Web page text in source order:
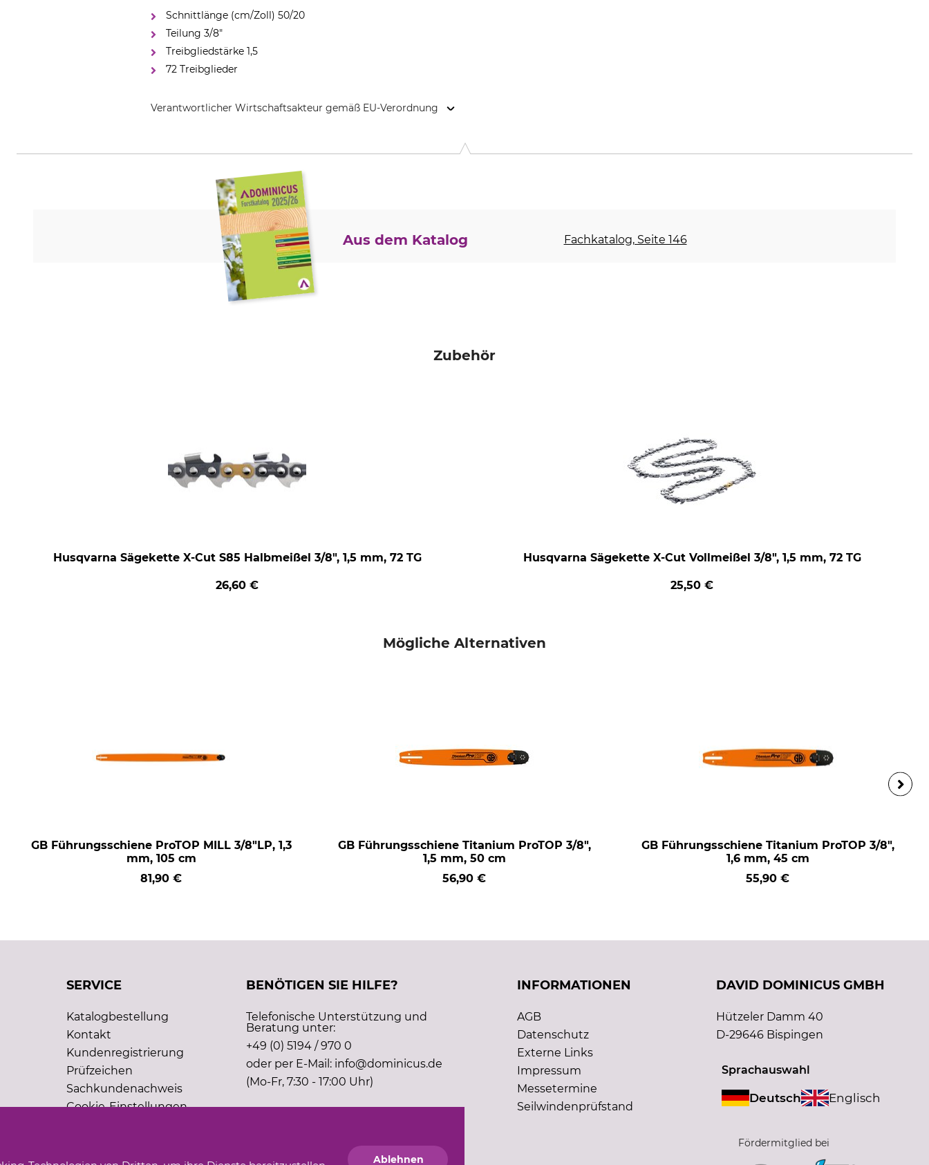
Schnittlänge (cm/Zoll) 50/20
Teilung 3/8"
Treibgliedstärke 1,5
72 Treibglieder
Verantwortlicher Wirtschaftsakteur gemäß EU-Verordnung
Aus dem Katalog Fachkatalog, Seite 146
Zubehör
Husqvarna Sägekette X-Cut S85 Halbmeißel 3/8", 1,5 mm, 72 TG
26,60 €
Husqvarna Sägekette X-Cut Vollmeißel 3/8", 1,5 mm, 72 TG
25,50 €
Mögliche Alternativen
GB Führungsschiene ProTOP MILL 3/8"LP, 1,3
mm, 105 cm
81,90 €
GB Führungsschiene Titanium ProTOP 3/8",
1,5 mm, 50 cm
56,90 €
GB Führungsschiene Titanium ProTOP 3/8",
1,6 mm, 45 cm
55,90 €
SERVICE
Katalogbestellung
Kontakt
Kundenregistrierung
Prüfzeichen
Sachkundenachweis
Cookie-Einstellungen
BENÖTIGEN SIE HILFE?
Telefonische Unterstützung und
Beratung unter:
+49 (0) 5194 / 970 0
oder per E-Mail: info@dominicus.de
(Mo-Fr, 7:30 - 17:00 Uhr)
INFORMATIONEN
AGB
Datenschutz
Externe Links
Impressum
Messetermine
Seilwindenprüfstand
DAVID DOMINICUS GMBH
Hützeler Damm 40
D-29646 Bispingen
Sprachauswahl
Deutsch Englisch
Fördermitglied bei
Ablehnen